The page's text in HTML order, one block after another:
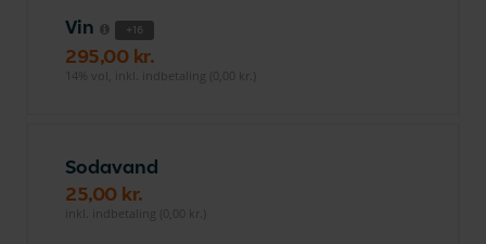
Vin +16
295,00 kr.
14% vol, inkl. indbetaling (0,00 kr.)
Sodavand
25,00 kr.
inkl. indbetaling (0,00 kr.)